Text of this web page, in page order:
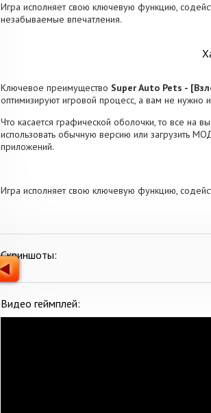
Игра исполняет свою ключевую функцию,
незабываемые впечатления.
Ключевое преимущество Super Auto Pets -
оптимизируют игровой процесс, а вам не нужно
Что касается графической оболочки, то все на
использовать обычную версию или загрузить
приложений.
Игра исполняет свою ключевую функцию,
Скриншоты:
Видео геймплей: